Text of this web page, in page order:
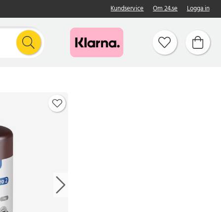
Kundservice Om 24.se Logga in